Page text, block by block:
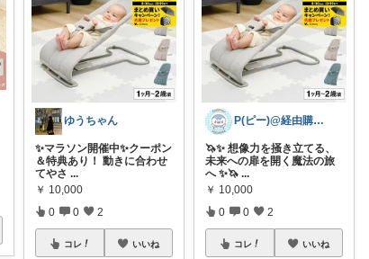
ゆうちゃん
✨マラソン開催中✨クーポン
＆特典あり！ 動きに合わせ
てやさ ...
￥ 10,000
0 0 2
コレ いいね
P(ピー)@経由購入します！
🦄✨ 想像力を掻き立てる、
未来への扉を開く魔法の旅
へ ✨🦄...
￥ 10,000
0 0 2
コレ いいね